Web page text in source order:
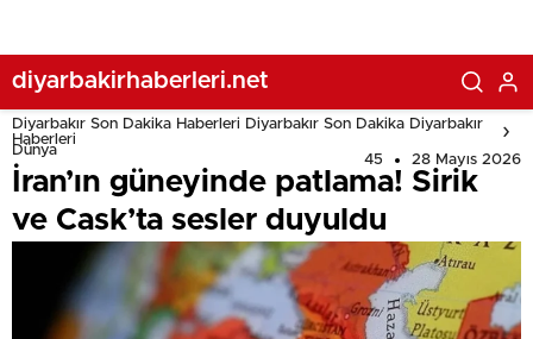
diyarbakirhaberleri.net
Diyarbakır Son Dakika Haberleri Diyarbakır Son Dakika Diyarbakır
Haberleri
Dünya
45 28 Mayıs 2026
İran’ın güneyinde patlama! Sirik
ve Cask’ta sesler duyuldu